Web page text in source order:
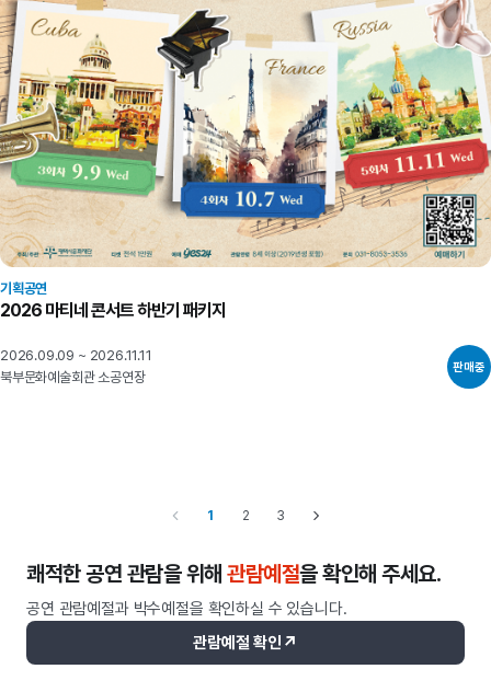
기획공연
2026 마티네 콘서트 하반기 패키지
2026.09.09 ~ 2026.11.11
북부문화예술회관 소공연장
판매중
1 2 3
쾌적한 공연 관람을 위해 관람예절을 확인해 주세요.
공연 관람예절과 박수예절을 확인하실 수 있습니다.
관람예절 확인 ↗